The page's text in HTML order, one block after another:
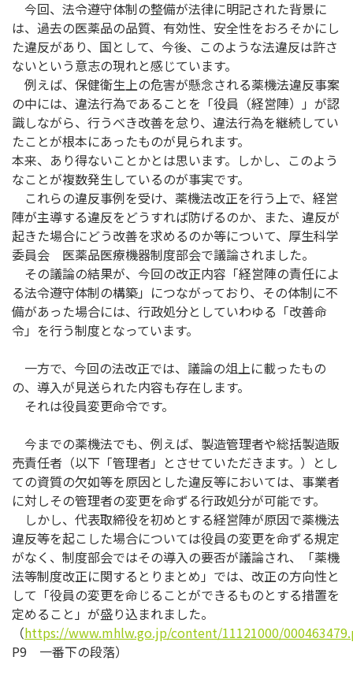
今回、法令遵守体制の整備が法律に明記された背景に
は、過去の医薬品の品質、有効性、安全性をおろそかにし
た違反があり、国として、今後、このような法違反は許さ
ないという意志の現れと感じています。
例えば、保健衛生上の危害が懸念される薬機法違反事案
の中には、違法行為であることを「役員（経営陣）」が認
識しながら、行うべき改善を怠り、違法行為を継続してい
たことが根本にあったものが見られます。
本来、あり得ないことかとは思います。しかし、このよう
なことが複数発生しているのが事実です。
これらの違反事例を受け、薬機法改正を行う上で、経営
陣が主導する違反をどうすれば防げるのか、また、違反が
起きた場合にどう改善を求めるのか等について、厚生科学
委員会 医薬品医療機器制度部会で議論されました。
その議論の結果が、今回の改正内容「経営陣の責任によ
る法令遵守体制の構築」につながっており、その体制に不
備があった場合には、行政処分としていわゆる「改善命
令」を行う制度となっています。
一方で、今回の法改正では、議論の俎上に載ったもの
の、導入が見送られた内容も存在します。
それは役員変更命令です。
今までの薬機法でも、例えば、製造管理者や総括製造販
売責任者（以下「管理者」とさせていただきます。）とし
ての資質の欠如等を原因とした違反等においては、事業者
に対しその管理者の変更を命ずる行政処分が可能です。
しかし、代表取締役を初めとする経営陣が原因で薬機法
違反等を起こした場合については役員の変更を命ずる規定
がなく、制度部会ではその導入の要否が議論され、「薬機
法等制度改正に関するとりまとめ」では、改正の方向性と
して「役員の変更を命じることができるものとする措置を
定めること」が盛り込まれました。
（https://www.mhlw.go.jp/content/11121000/
P9 一番下の段落）